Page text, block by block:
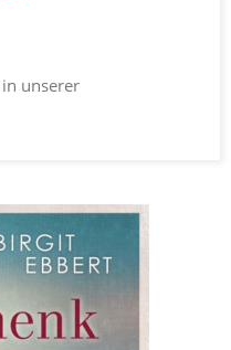
von Save the
unserer